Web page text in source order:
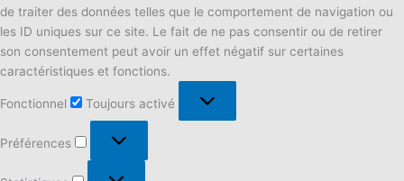
de traiter des données telles que le comportement de navigation ou
les ID uniques sur ce site. Le fait de ne pas consentir ou de retirer
son consentement peut avoir un effet négatif sur certaines
caractéristiques et fonctions.
Fonctionnel
Toujours activé
Préférences